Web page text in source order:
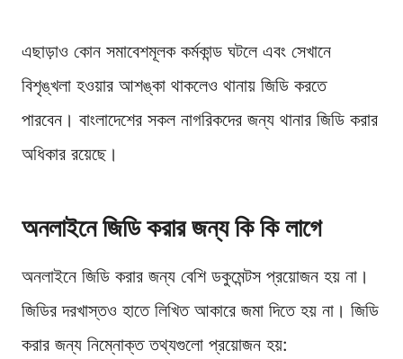
এছাড়াও কোন সমাবেশমূলক কর্মকান্ড ঘটলে এবং সেখানে
বিশৃঙ্খলা হওয়ার আশঙ্কা থাকলেও থানায় জিডি করতে
পারবেন। বাংলাদেশের সকল নাগরিকদের জন্য থানার জিডি করার
অধিকার রয়েছে।
অনলাইনে জিডি করার জন্য কি কি লাগে
অনলাইনে জিডি করার জন্য বেশি ডকুমেন্টস প্রয়োজন হয় না।
জিডির দরখাস্তও হাতে লিখিত আকারে জমা দিতে হয় না। জিডি
করার জন্য নিম্নোক্ত তথ্যগুলো প্রয়োজন হয়: